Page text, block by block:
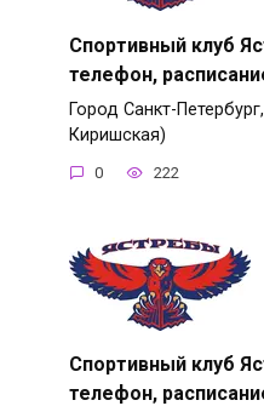
Спортивный клуб
телефон,
Город Санкт-
Киришская)
0 222
Спортивный клуб
телефон,